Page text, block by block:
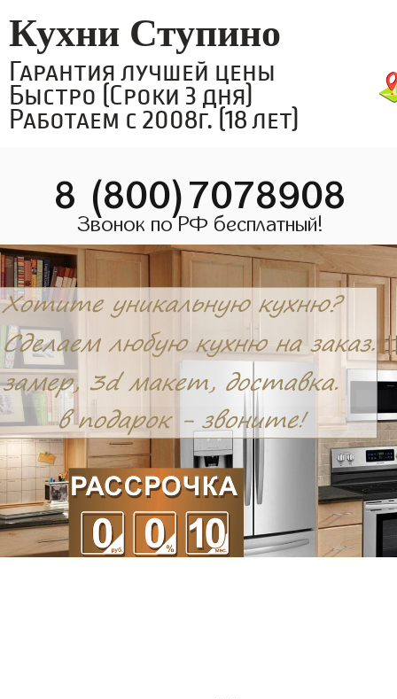
Кухни Ступино
Гарантия лучшей цены
Быстро (Сроки 3 дня)
Работаем с 2008г. (18 лет)
8 (800)7078908
Звонок по РФ бесплатный!